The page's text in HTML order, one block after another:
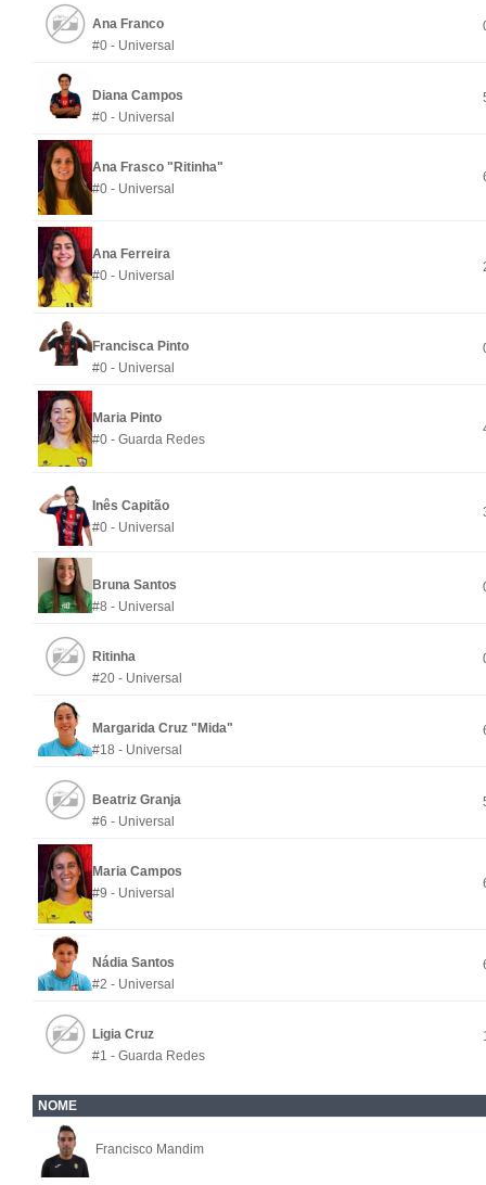
Ana Franco
#0 - Universal
Diana Campos
#0 - Universal
Ana Frasco "Ritinha"
#0 - Universal
Ana Ferreira
#0 - Universal
Francisca Pinto
#0 - Universal
Maria Pinto
#0 - Guarda Redes
Inês Capitão
#0 - Universal
Bruna Santos
#8 - Universal
Ritinha
#20 - Universal
Margarida Cruz "Mida"
#18 - Universal
Beatriz Granja
#6 - Universal
Maria Campos
#9 - Universal
Nádia Santos
#2 - Universal
Ligia Cruz
#1 - Guarda Redes
NOME
Francisco Mandim